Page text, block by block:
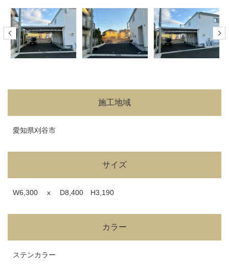
施工地域
愛知県刈谷市
サイズ
W6,300 x D8,400 H3,190
カラー
ステンカラー